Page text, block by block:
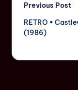
Previous Post
RETRO •
(1986)